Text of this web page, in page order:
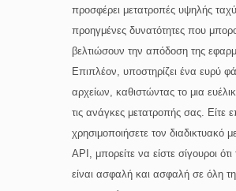
προσφέρει μετατροπές υψηλής
προηγμένες δυνατότητες που
βελτιώσουν την απόδοση της
Επιπλέον, υποστηρίζει ένα ευρύ
αρχείων, καθιστώντας το μια
τις ανάγκες μετατροπής σας. Είτε
χρησιμοποιήσετε τον διαδικτυακό
API, μπορείτε να είστε σίγουροι
είναι ασφαλή και ασφαλή σε όλη τη